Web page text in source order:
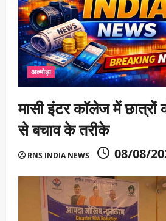
अल्मोड़ा
मासी इंटर कॉलेज में
से बचाव के तरीके
RNS INDIA NEWS 08/08/